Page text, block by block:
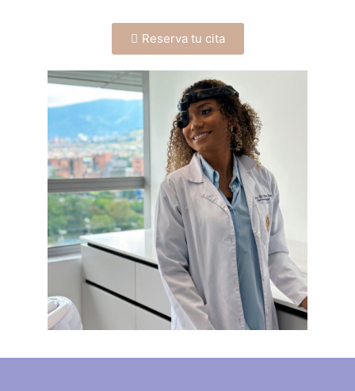
Reserva tu cita